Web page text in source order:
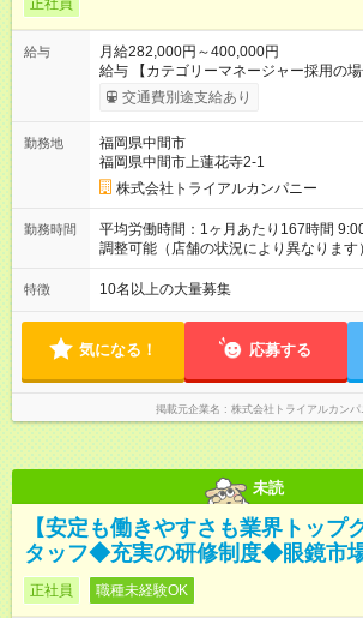
正社員
給与
月給282,000円～400,000円
給与 【カテゴリーマネージャー採用の
～400，000円 【バイヤー経験がある方
当社規定の採用基準により、能力、年齢
ラスしてもらえる手当・インセンティ
◎通勤手当 ◎家族手当 ◎資格手当 ◎職
手当（全額支給） ◎深夜手当 ※一部、店
固定残業・みなし残業なし！残業分は1
月平均残業時間13.25h以下） 【試用期間】試用期間あり 試用期
間の長さ：2ヶ月 雇用形態、給与は本採
交通費別途支給あり
勤務地
福岡県中間市
福岡県中間市上蓮花寺2-1
株式会社トライアルカンパニー
勤務時間
平均労働時間：1ヶ月あたり167時間
調整可能（店舗の状況により異なります） ★月の平均残業
13.25ｈ以下 ⇒業務効率化等を図り、
◎基本は定時退社 ◎固定残業・みなし残
務時間の調整可能（店舗の状況により異なりま
残業は13.25ｈ以下 ⇒業務効率化等を図
きます ◎基本は定時退社 ◎固定残業・みなし残業ナシ。残業分
は1分単位で支給
特徴 10名以上の大量募集
気になる！ 応募する
掲載元企業名 株式会社トライアルカンパ
未読
【安定も働きやすさも業界トップ
タッフ◆充実の研修制度◆眼鏡市
正社員 職種未経験OK